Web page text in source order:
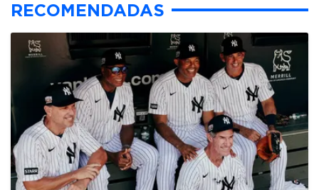
RECOMENDADAS